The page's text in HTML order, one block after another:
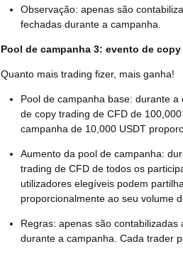
Observação: apenas são
fechadas durante a campanha.
Pool de campanha 3: evento de
Quanto mais trading fizer, mais ganha!
Pool de campanha base: durante
de copy trading de CFD de
campanha de 10,000 USDT
Aumento da pool de campanha:
trading de CFD de todos os
utilizadores elegíveis podem
proporcionalmente ao seu volume
Regras: apenas são
durante a campanha. Cada trader